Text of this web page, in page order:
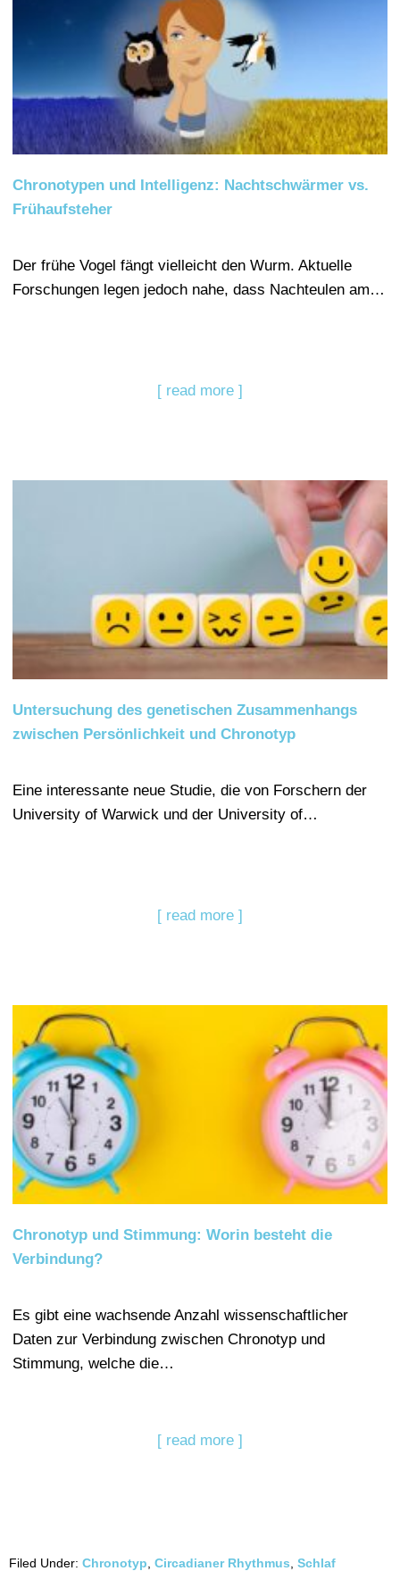
Chronotypen und Intelligenz: Nachtschwärmer vs.
Frühaufsteher
Der frühe Vogel fängt vielleicht den Wurm. Aktuelle
Forschungen legen jedoch nahe, dass Nachteulen am…
[ read more ]
Untersuchung des genetischen Zusammenhangs
zwischen Persönlichkeit und Chronotyp
Eine interessante neue Studie, die von Forschern der
University of Warwick und der University of…
[ read more ]
Chronotyp und Stimmung: Worin besteht die
Verbindung?
Es gibt eine wachsende Anzahl wissenschaftlicher
Daten zur Verbindung zwischen Chronotyp und
Stimmung, welche die…
[ read more ]
Filed Under: Chronotyp Circadianer Rhythmus Schlaf